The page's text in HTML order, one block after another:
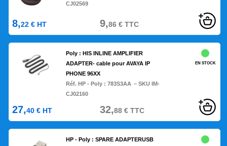
CJ02569
8,22 € HT 9,86€TTC
Poly : HIS INLINE AMPLIFIER
ADAPTER- cable pour AVAYA IP
PHONE 96XX
Réf. HP - Poly :783S3AA – SKU IM-
CJ02160
EN STOCK
27,40 € HT 32,88€TTC
HP - Poly : SPARE ADAPTERUSB